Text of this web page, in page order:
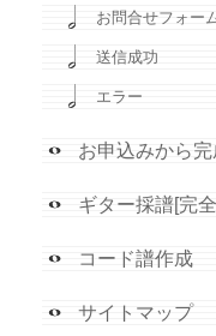
お問合せフォー
送信成功
エラー
お申込みから
ギター採譜[完
コード譜作成
サイトマップ